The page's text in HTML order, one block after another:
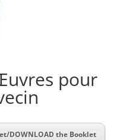
pour
DOWNLOAD the Booklet